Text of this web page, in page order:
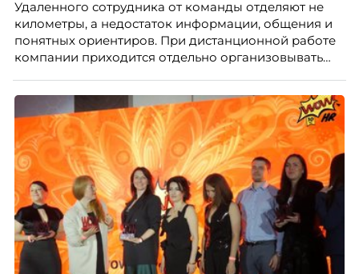
Удаленного сотрудника от команды отделяют не
километры, а недостаток информации, общения и
понятных ориентиров. При дистанционной работе
компании приходится отдельно организовывать
по работе с персоналом Инфомаксимум,
рассказывает, как выстроить адаптацию
распределенной команды без лишнего контроля и
бесконечных созвонов.